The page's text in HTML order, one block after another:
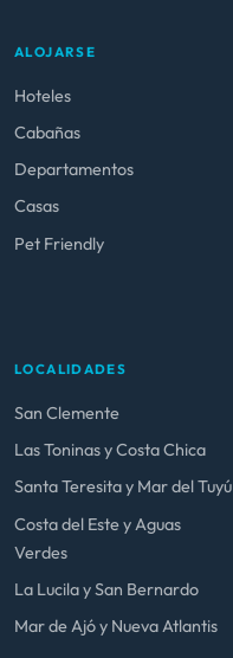
ALOJARSE
Hoteles
Cabañas
Departamentos
Casas
Pet Friendly
LOCALIDADES
San Clemente
Las Toninas y Costa Chica
Santa Teresita y Mar del Tuyú
Costa del Este y Aguas
Verdes
La Lucila y San Bernardo
Mar de Ajó y Nueva Atlantis